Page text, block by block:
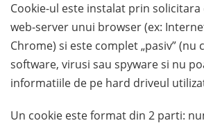
Cookie-ul este instalat prin
web-server unui browser (ex:
Chrome) si este complet „pasiv”
software, virusi sau spyware si nu
informatiile de pe hard driveul
Un cookie este format din 2 parti: